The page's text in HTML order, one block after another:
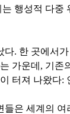
행성적 다중
다. 한 곳에서
가운데, 기
터져 나왔다:
은 세계의